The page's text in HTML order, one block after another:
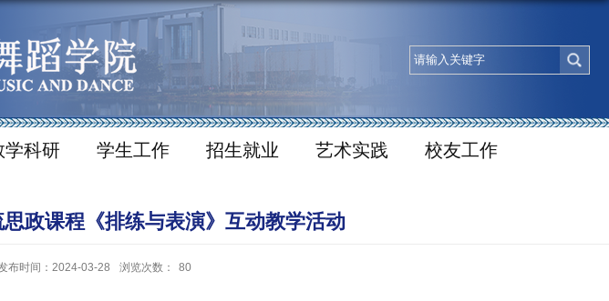
学科研 学生工作 招生就业 艺术实践 校友工作
政课程《排练与表演》互动教学活动
布时间：2024-03-28 浏览次数： 80